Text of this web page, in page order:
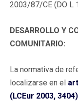
2003/87/CE (DO L
DESARROLLO Y
COMUNITARIO:
La normativa de
localizarse en el
(LCEur 2003, 3404)